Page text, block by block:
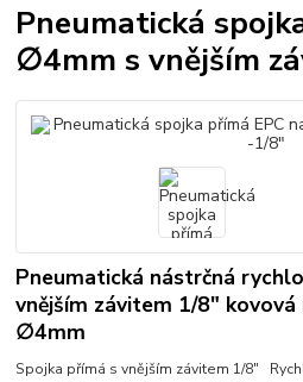
Pneumatická
∅4mm s vnějším
Pneumatická nástrčná
vnějším závitem 1/8"
∅4mm
Spojka přímá s vnějším závitem 1/8"